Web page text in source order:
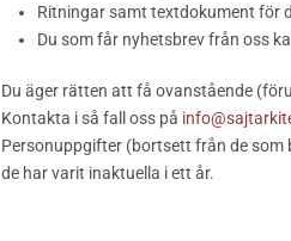
Ritningar samt textdokument för
Du som får nyhetsbrev från oss
Du äger rätten att få ovanstående
Kontakta i så fall oss på
Personuppgifter (bortsett från de som
de har varit inaktuella i ett år.